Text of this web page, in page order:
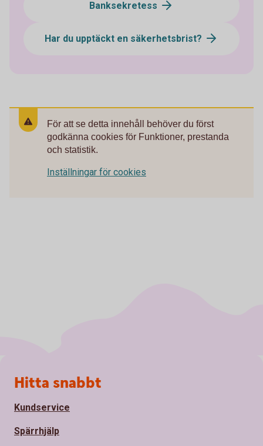
Banksekretess
Har du upptäckt en säkerhetsbrist?
För att se detta innehåll behöver du först
godkänna cookies för Funktioner, prestanda
och statistik.
Inställningar för cookies
Sidfot
Hitta snabbt
Kundservice
Spärrhjälp